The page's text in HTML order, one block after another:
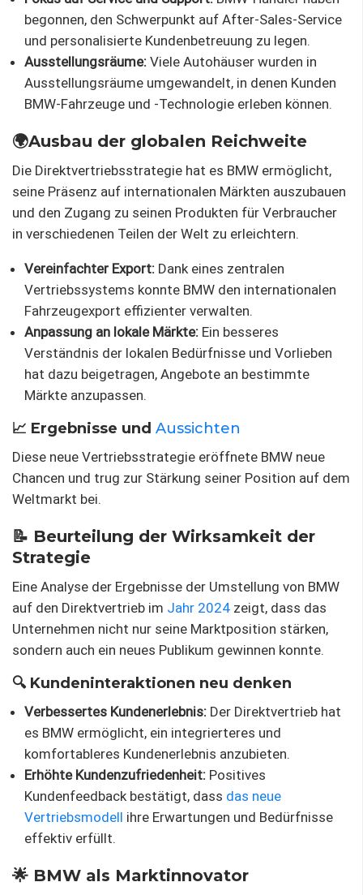
begonnen, den Schwerpunkt auf After-Sales-Service
und personalisierte Kundenbetreuung zu legen.
Ausstellungsräume: Viele Autohäuser wurden in
Ausstellungsräume umgewandelt, in denen Kunden
BMW-Fahrzeuge und -Technologie erleben können.
🌍Ausbau der globalen Reichweite
Die Direktvertriebsstrategie hat es BMW ermöglicht,
seine Präsenz auf internationalen Märkten auszubauen
und den Zugang zu seinen Produkten für Verbraucher
in verschiedenen Teilen der Welt zu erleichtern.
Vereinfachter Export: Dank eines zentralen
Vertriebssystems konnte BMW den internationalen
Fahrzeugexport effizienter verwalten.
Anpassung an lokale Märkte: Ein besseres
Verständnis der lokalen Bedürfnisse und Vorlieben
hat dazu beigetragen, Angebote an bestimmte
Märkte anzupassen.
📈 Ergebnisse und Aussichten
Diese neue Vertriebsstrategie eröffnete BMW neue
Chancen und trug zur Stärkung seiner Position auf dem
Weltmarkt bei.
📝 Beurteilung der Wirksamkeit der
Strategie
Eine Analyse der Ergebnisse der Umstellung von BMW
auf den Direktvertrieb im Jahr 2024 zeigt, dass das
Unternehmen nicht nur seine Marktposition stärken,
sondern auch ein neues Publikum gewinnen konnte.
🔍 Kundeninteraktionen neu denken
Verbessertes Kundenerlebnis: Der Direktvertrieb hat
es BMW ermöglicht, ein integrierteres und
komfortableres Kundenerlebnis anzubieten.
Erhöhte Kundenzufriedenheit: Positives
Kundenfeedback bestätigt, dass das neue
Vertriebsmodell ihre Erwartungen und Bedürfnisse
effektiv erfüllt.
🌟 BMW als Marktinnovator